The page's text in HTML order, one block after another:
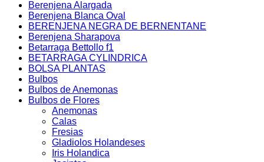
Berenjena Alargada
Berenjena Blanca Oval
BERENJENA NEGRA DE BERNENTANE
Berenjena Sharapova
Betarraga Bettollo f1
BETARRAGA CYLINDRICA
BOLSA PLANTAS
Bulbos
Bulbos de Anemonas
Bulbos de Flores
Anemonas
Calas
Fresias
Gladiolos Holandeses
Iris Holandica